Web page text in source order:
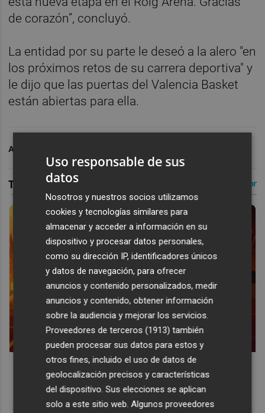
de corazón”, concluyó.
La entidad por su parte le deseó a la alero "en
los próximos retos de su carrera deportiva" y
le dijo que las puertas del Valencia Basket
están abiertas para ella.
ARCHIVADO EN
Corepunk MMORPG
Un verdadero MMORPG de la vieja escuela ¡Cómo los de
antes, pero mejor!
Uso responsable de sus
datos
Nosotros y nuestros socios utilizamos
cookies y tecnologías similares para
almacenar y acceder a información en su
dispositivo y procesar datos personales,
como su dirección IP, identificadores únicos
y datos de navegación, para ofrecer
anuncios y contenido personalizados, medir
anuncios y contenido, obtener información
sobre la audiencia y mejorar los servicios.
Proveedores de terceros (1913) también
pueden procesar sus datos para estos y
otros fines, incluido el uso de datos de
geolocalización precisos y características
del dispositivo. Sus elecciones se aplican
solo a este sitio web. Algunos proveedores